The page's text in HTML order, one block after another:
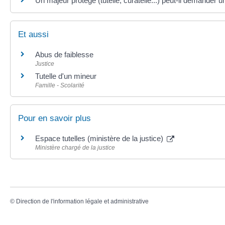
Et aussi
Abus de faiblesse
Justice
Tutelle d'un mineur
Famille - Scolarité
Pour en savoir plus
Espace tutelles (ministère de la justice)
Ministère chargé de la justice
© Direction de l'information légale et administrative